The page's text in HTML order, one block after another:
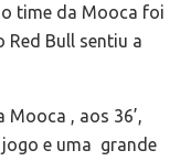
time da Mooca foi
Bull sentiu a
, aos 36’,
e uma grande